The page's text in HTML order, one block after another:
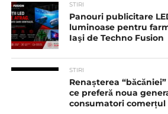
STIRI
Panouri publicitare
luminoase pentru
Iaşi de Techno Fusion
STIRI
Renașterea
ce preferă noua
consumatori